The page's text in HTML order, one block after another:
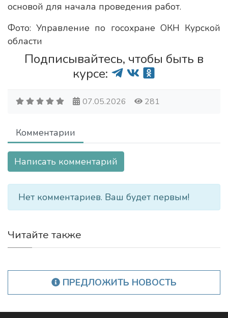
основой для начала проведения работ.
Фото: Управление по госохране ОКН Курской
области
Подписывайтесь, чтобы быть в
курсе:
07.05.2026 281
Комментарии
Написать комментарий
Нет комментариев. Ваш будет первым!
Читайте также
ПРЕДЛОЖИТЬ НОВОСТЬ